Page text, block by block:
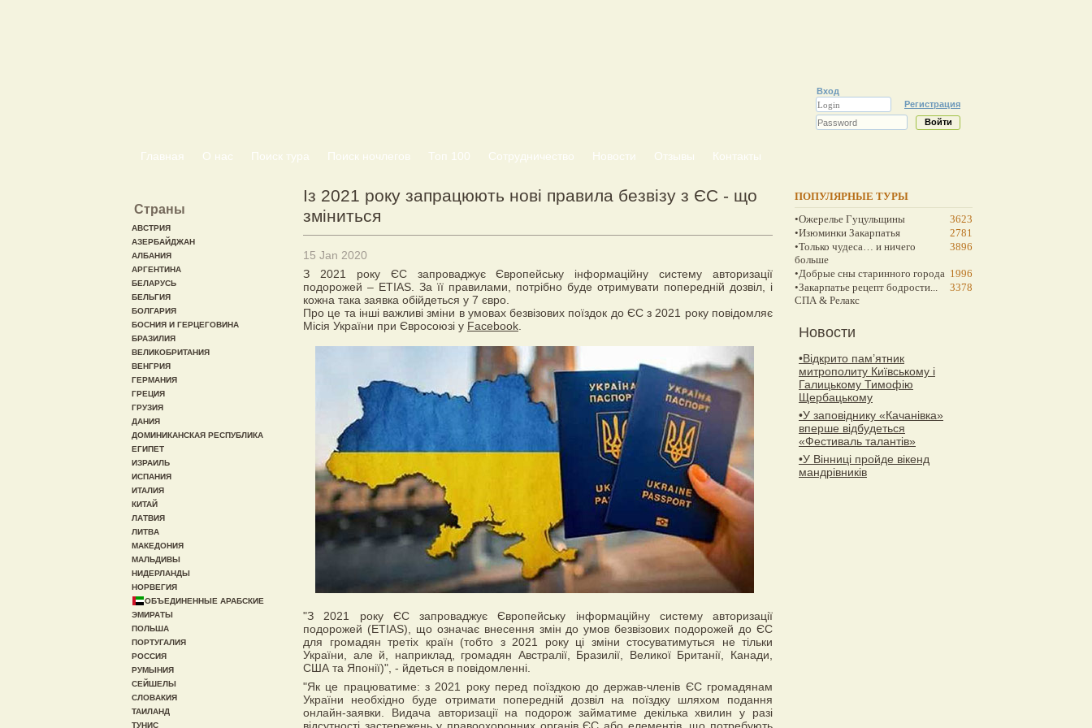
Вход
Регистрация
Главная О нас Поиск тура Поиск ночлегов Топ 100 Сотрудничество Новости Отзывы Контакты
Із 2021 року запрацюють нові правила безвізу з ЄС - що
зміниться
15 Jan 2020
З 2021 року ЄС запроваджує Європейську інформаційну систему авторизації
подорожей – ETIAS. За її правилами, потрібно буде отримувати попередній дозвіл, і
кожна така заявка обійдеться у 7 євро.
Про це та інші важливі зміни в умовах безвізових поїздок до ЄС з 2021 року повідомляє
Місія України при Євросоюзі у Facebook
"З 2021 року ЄС запроваджує Європейську інформаційну систему авторизації
подорожей (ETIAS), що означає внесення змін до умов безвізових подорожей до ЄС
для громадян третіх країн (тобто з 2021 року ці зміни стосуватимуться не тільки
України, але й, наприклад, громадян Австралії, Бразилії, Великої Британії, Канади,
США та Японії)", - йдеться в повідомленні.
"Як це працюватиме: з 2021 року перед поїздкою до держав-членів ЄС громадянам
України необхідно буде отримати попередній дозвіл на поїздку шляхом подання
онлайн-заявки. Видача авторизації на подорож займатиме декілька хвилин у разі
Страны
АВСТРИЯ
АЗЕРБАЙДЖАН
АЛБАНИЯ
АРГЕНТИНА
БЕЛАРУСЬ
БЕЛЬГИЯ
БОЛГАРИЯ
БОСНИЯ И ГЕРЦЕГОВИНА
БРАЗИЛИЯ
ВЕЛИКОБРИТАНИЯ
ВЕНГРИЯ
ГЕРМАНИЯ
ГРЕЦИЯ
ГРУЗИЯ
ДАНИЯ
ДОМИНИКАНСКАЯ РЕСПУБЛИКА
ЕГИПЕТ
ИЗРАИЛЬ
ИСПАНИЯ
ИТАЛИЯ
КИТАЙ
ЛАТВИЯ
ЛИТВА
МАКЕДОНИЯ
МАЛЬДИВЫ
НИДЕРЛАНДЫ
НОРВЕГИЯ
ОБЪЕДИНЕННЫЕ АРАБСКИЕ
ЭМИРАТЫ
ПОЛЬША
ПОРТУГАЛИЯ
РОССИЯ
РУМЫНИЯ
СЕЙШЕЛЫ
СЛОВАКИЯ
ТАИЛАНД
ТУНИС
ПОПУЛЯРНЫЕ ТУРЫ
•Ожерелье Гуцульщины
3623
•Изюминки Закарпатья
2781
•Только чудеса… и ничего
больше
3896
•Добрые сны старинного города 1996
•Закарпатье рецепт бодрости...
СПА & Релакс
3378
Новости
•Відкрито пам’ятник
митрополиту Київському і
Галицькому Тимофію
Щербацькому
•У заповіднику «Качанівка»
вперше відбудеться
«Фестиваль талантів»
•У Вінниці пройде вікенд
мандрівників